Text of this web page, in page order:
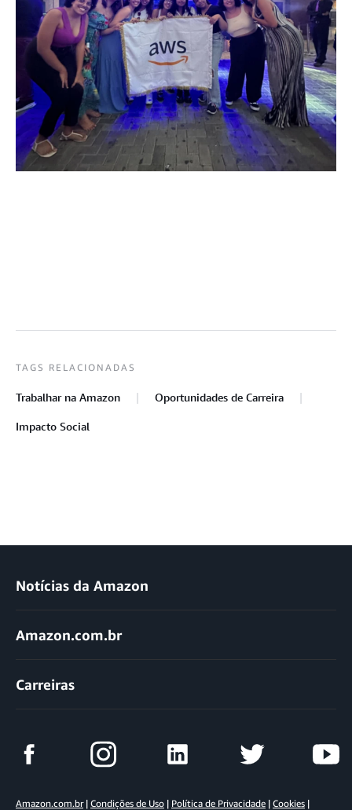
TAGS RELACIONADAS
Trabalhar na Amazon Oportunidades de Carreira
Impacto Social
Notícias da Amazon
Amazon.com.br
Carreiras
Amazon.com.br| Condições de Uso | Política de Privacidade | Cookies |